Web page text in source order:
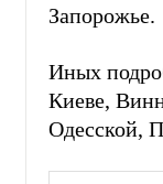
Запорожье.
Иных
Киеве,
Одесской,